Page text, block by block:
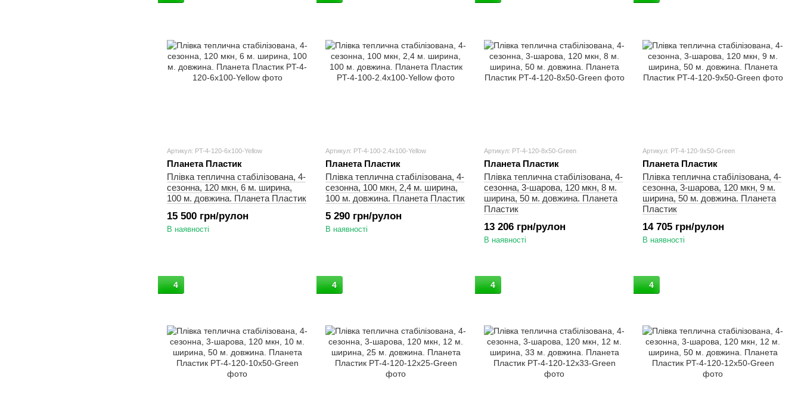
Артикул: PT-4-120-6x100-Yellow
Планета Пластик
Плівка теплична стабілізована, 4-
сезонна, 120 мкн, 6 м. ширина,
100 м. довжина. Планета Пластик
15 500 грн/рулон
В наявності
Артикул: PT-4-100-2.4x100-Yellow
Планета Пластик
Плівка теплична стабілізована, 4-
сезонна, 100 мкн, 2,4 м. ширина,
100 м. довжина. Планета Пластик
5 290 грн/рулон
В наявності
Артикул: PT-4-120-8x50-Green
Планета Пластик
Плівка теплична стабілізована, 4-
сезонна, 3-шарова, 120 мкн, 8 м.
ширина, 50 м. довжина. Планета
Пластик
13 206 грн/рулон
В наявності
Артикул: PT-4-120-9x50-Green
Планета Пластик
Плівка теплична стабілізована, 4-
сезонна, 3-шарова, 120 мкн, 9 м.
ширина, 50 м. довжина. Планета
Пластик
14 705 грн/рулон
В наявності
4 4 4 4